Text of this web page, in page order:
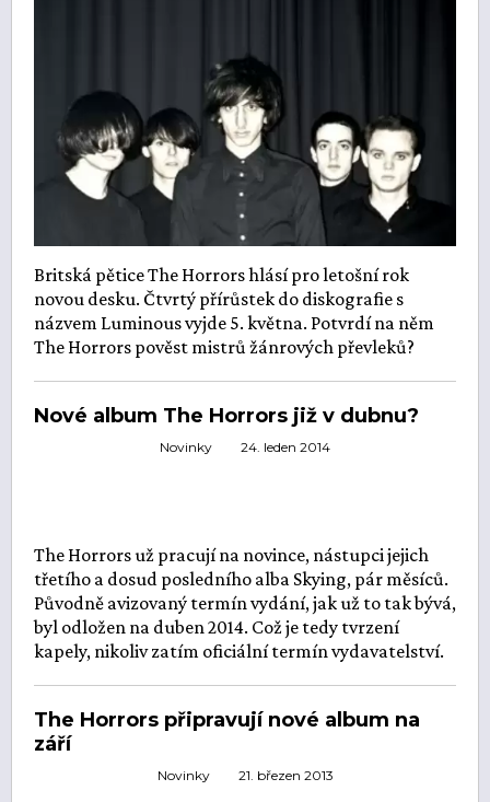
Britská pětice The Horrors hlásí pro letošní rok
novou desku. Čtvrtý přírůstek do diskografie s
názvem Luminous vyjde 5. května. Potvrdí na něm
The Horrors pověst mistrů žánrových převleků?
Nové album The Horrors již v dubnu?
Novinky 24. leden 2014
The Horrors už pracují na novince, nástupci jejich
třetího a dosud posledního alba Skying, pár měsíců.
Původně avizovaný termín vydání, jak už to tak bývá,
byl odložen na duben 2014. Což je tedy tvrzení
kapely, nikoliv zatím oficiální termín vydavatelství.
The Horrors připravují nové album na
září
Novinky 21. březen 2013